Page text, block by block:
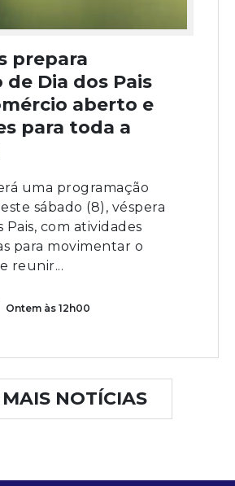
prepara
de Dia dos Pais
aberto e
para toda a
uma programação
sábado (8), véspera
Pais, com atividades
para movimentar o
reunir...
Ontem às 12h00
NOTÍCIAS